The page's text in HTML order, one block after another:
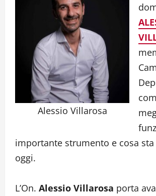
Alessio Villarosa
importante strumento e cosa sta
oggi.
L’On. Alessio Villarosa porta